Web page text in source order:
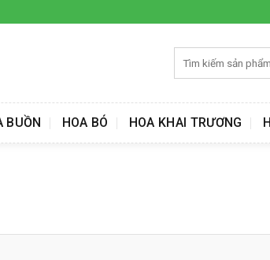
kiếm:
BUỒN HOA BÓ HOA KHAI TRƯƠNG